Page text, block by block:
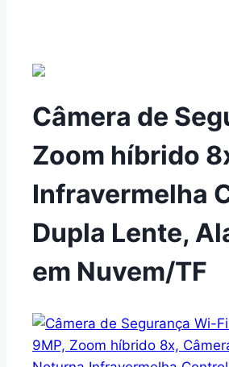
Câmera de
Zoom híbrido
Infravermelha
Dupla Lente,
em Nuvem/TF